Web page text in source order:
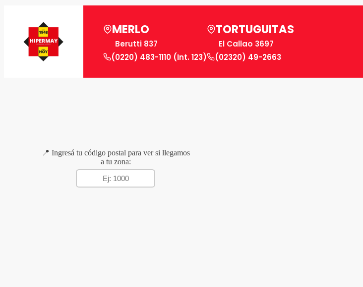
MERLO
Berutti 837
(0220) 483-1110 (Int. 123)
TORTUGUITAS
El Callao 3697
(02320) 49-2663
📍 Ingresá tu código postal para ver si llegamos
a tu zona: